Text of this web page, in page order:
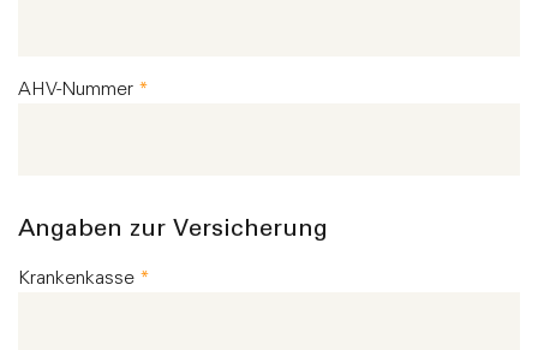
AHV-Nummer *
Angaben zur Versicherung
Krankenkasse *